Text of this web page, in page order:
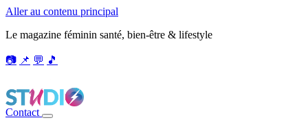
Aller au contenu principal
Le magazine féminin santé, bien-être & lifestyle
📷 📌 💬 🎵
Contact